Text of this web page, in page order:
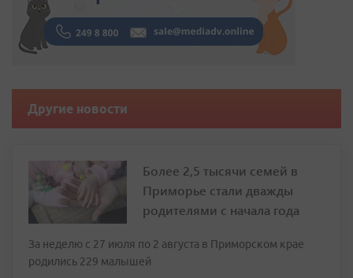
Другие новости
Более 2,5 тысячи семей в
Приморье стали дважды
родителями с начала года
За неделю с 27 июля по 2 августа в Приморском крае
родились 229 малышей